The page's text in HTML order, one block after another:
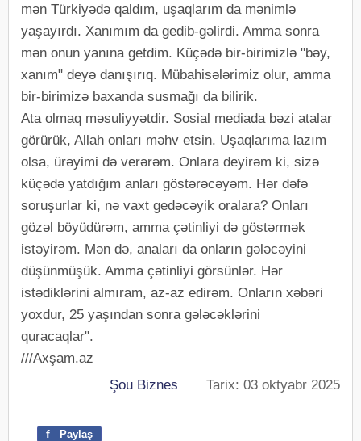
mən Türkiyədə qaldım, uşaqlarım da mənimlə
yaşayırdı. Xanımım da gedib-gəlirdi. Amma sonra
mən onun yanına getdim. Küçədə bir-birimizlə "bəy,
xanım" deyə danışırıq. Mübahisələrimiz olur, amma
bir-birimizə baxanda susmağı da bilirik.
Ata olmaq məsuliyyətdir. Sosial mediada bəzi atalar
görürük, Allah onları məhv etsin. Uşaqlarıma lazım
olsa, ürəyimi də verərəm. Onlara deyirəm ki, sizə
küçədə yatdığım anları göstərəcəyəm. Hər dəfə
soruşurlar ki, nə vaxt gedəcəyik oralara? Onları
gözəl böyüdürəm, amma çətinliyi də göstərmək
istəyirəm. Mən də, anaları da onların gələcəyini
düşünmüşük. Amma çətinliyi görsünlər. Hər
istədiklərini almıram, az-az edirəm. Onların xəbəri
yoxdur, 25 yaşından sonra gələcəklərini
quracaqlar".
///Axşam.az
Şou Biznes Tarix: 03 oktyabr 2025
f Paylaş